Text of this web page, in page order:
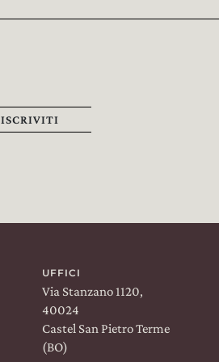
InstagramLinkedin
ISCRIVITI
UFFICI
Via Stanzano 1120,
40024
Castel San Pietro Terme
(BO)